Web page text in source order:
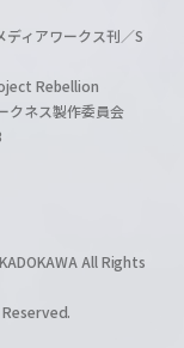
ィアワークス刊／S
Rebellion
クネス製作委員会
All Rights